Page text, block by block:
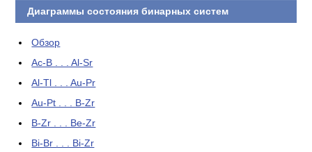
Диаграммы состояния бинарных систем
Обзор
Ac-B . . . Al-Sr
Al-Tl . . . Au-Pr
Au-Pt . . . B-Zr
B-Zr . . . Be-Zr
Bi-Br . . . Bi-Zr